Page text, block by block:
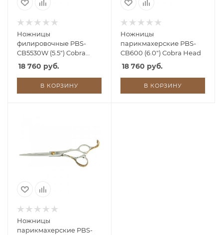
Ножницы
филировочные PBS-
CB5530W (5.5") Cobra
Head, 30 зубов
18 760 руб.
В КОРЗИНУ
Ножницы
парикмахерские PBS-
CB600 (6.0") Cobra Head
18 760 руб.
В КОРЗИНУ
Ножницы
парикмахерские PBS-